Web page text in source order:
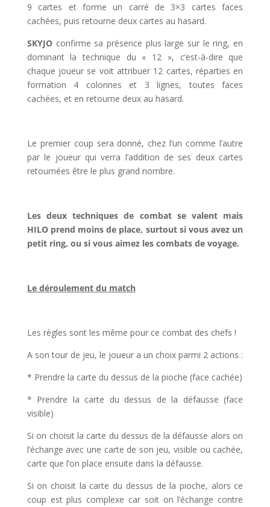
9 cartes et forme un carré de 3×3 cartes faces
cachées, puis retourne deux cartes au hasard.
SKYJOconfirme sa présence plus large sur le ring, en
dominant la technique du « 12 », c’est-à-dire que
chaque joueur se voit attribuer 12 cartes, réparties en
formation 4 colonnes et 3 lignes, toutes faces
cachées, et en retourne deux au hasard.
Le premier coup sera donné, chez l’un comme l’autre
par le joueur qui verra l’addition de ses deux cartes
retournées être le plus grand nombre.
Les deux techniques de combat se valent mais
HILO prend moins de place, surtout si vous avez un
petit ring, ou si vous aimez les combats de voyage.
Le déroulement du match
Les règles sont les même pour ce combat des chefs !
A son tour de jeu, le joueur a un choix parmi 2 actions :
* Prendre la carte du dessus de la pioche (face cachée)
* Prendre la carte du dessus de la défausse (face
visible)
Si on choisit la carte du dessus de la défausse alors on
l’échange avec une carte de son jeu, visible ou cachée,
carte que l’on place ensuite dans la défausse.
Si on choisit la carte du dessus de la pioche, alors ce
coup est plus complexe car soit on l’échange contre